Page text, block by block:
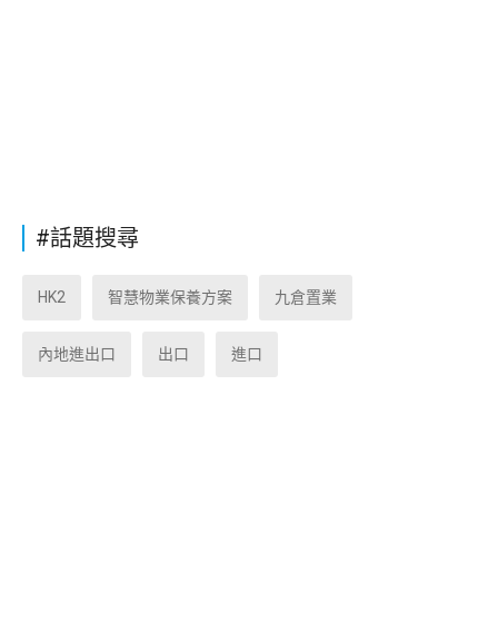
#話題搜尋
HK2 智慧物業保養方案 九倉置業
內地進出口 出口 進口